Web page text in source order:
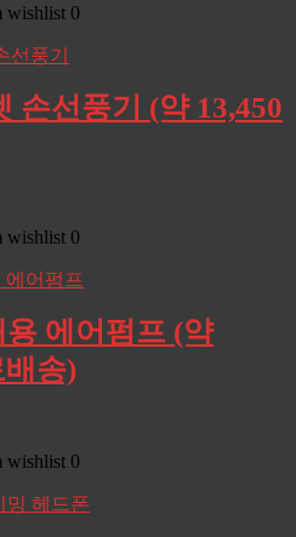
wishlist 0
손선풍기 (약 13,450
wishlist 0
에어펌프 (약
배송)
wishlist 0